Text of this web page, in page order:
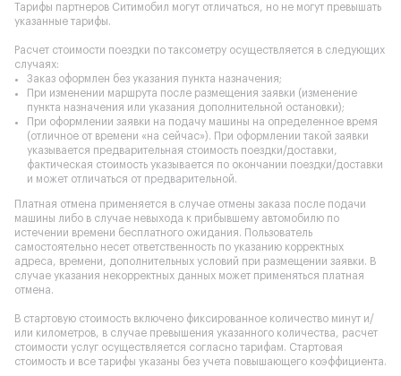
Тарифы партнеров Ситимобил могут отличаться, но не могут превышать
указанные тарифы.
Расчет стоимости поездки по таксометру осуществляется в следующих
случаях:
Заказ оформлен без указания пункта назначения;
При изменении маршрута после размещения заявки (изменение
пункта назначения или указания дополнительной остановки);
При оформлении заявки на подачу машины на определенное время
(отличное от времени «на сейчас»). При оформлении такой заявки
указывается предварительная стоимость поездки/доставки,
фактическая стоимость указывается по окончании поездки/доставки
и может отличаться от предварительной.
Платная отмена применяется в случае отмены заказа после подачи
машины либо в случае невыхода к прибывшему автомобилю по
истечении времени бесплатного ожидания. Пользователь
самостоятельно несет ответственность по указанию корректных
адреса, времени, дополнительных условий при размещении заявки. В
случае указания некорректных данных может применяться платная
отмена.
В стартовую стоимость включено фиксированное количество минут и/
или километров, в случае превышения указанного количества, расчет
стоимости услуг осуществляется согласно тарифам. Стартовая
стоимость и все тарифы указаны без учета повышающего коэффициента.